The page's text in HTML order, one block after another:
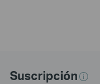
Suscripción